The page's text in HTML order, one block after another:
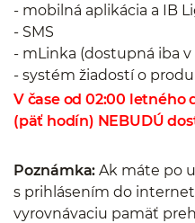
- mobilná aplikácia a IB
- SMS
- mLinka (dostupná iba
- systém žiadostí o
V čase od 02:00 letného
(päť hodín) NEBUDÚ
Poznámka: Ak máte po
s prihlásením do
vyrovnávaciu pamäť